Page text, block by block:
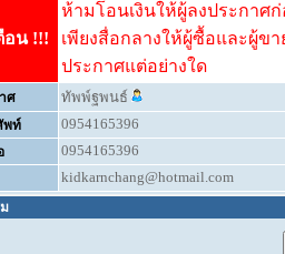
อน !!!
ห้ามโอนเงินให้ผู้ลงประกาศ
เพียงสื่อกลางให้ผู้ซื้อและผู้ข
ประกาศแต่อย่างใด
ศ ทัพพ์ฐพนธ์
พท์ 0954165396
0954165396
kidkarnchang@hotmail.com